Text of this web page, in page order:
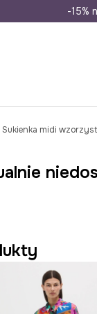
Wysyłka
-15%
Sukienka midi